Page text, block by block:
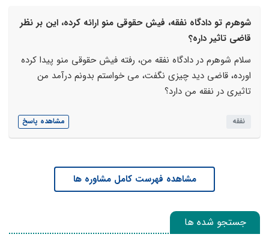
شوهرم تو دادگاه نفقه، فیش حقوقی منو ارائه کرده، این بر نظر
قاضی تاثیر داره؟
سلام شوهرم در دادگاه نفقه من، رفته فیش حقوقی منو پیدا کرده
اورده، قاضی دید چیزی نگفت، می خواستم بدونم درآمد من
تاثیری در نفقه من دارد؟
نفقه مشاهده پاسخ
مشاهده فهرست کامل مشاوره ها
جستجو شده ها